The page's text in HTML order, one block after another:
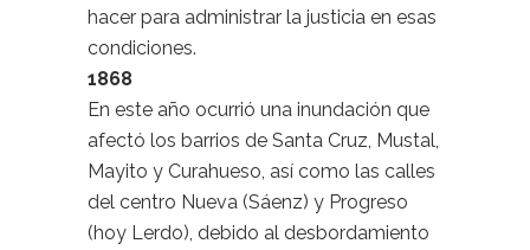
hacer para administrar la justicia en esas
condiciones.
1868
En este año ocurrió una inundación que
afectó los barrios de Santa Cruz, Mustal,
Mayito y Curahueso, así como las calles
del centro Nueva (Sáenz) y Progreso
(hoy Lerdo), debido al desbordamiento